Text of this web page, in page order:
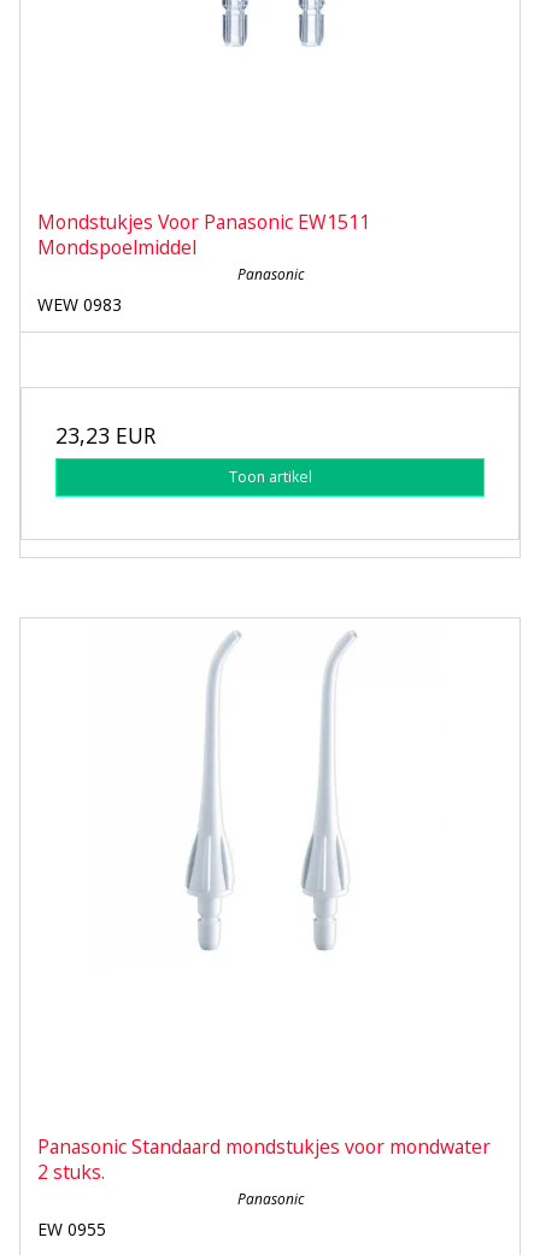
Mondstukjes Voor Panasonic EW1511
Mondspoelmiddel
Panasonic
WEW 0983
23,23 EUR
Toon artikel
Panasonic Standaard mondstukjes voor mondwater
2 stuks.
Panasonic
EW 0955